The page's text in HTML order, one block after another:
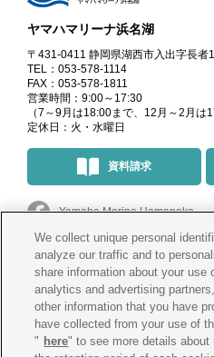
ヤマハマリーナ浜名湖
〒431-0411 静岡県湖西市入出字長者
TEL：053-578-1114
FAX：053-578-1811
営業時間：9:00～17:30
（7～9月は18:00まで、12月～2月は
定休日：火・水曜日
資料請求
Yamaha Marina Hamanako
マリーナ・イベント情報＠
釣果情報
We collect unique personal
analyze our traffic and to
share information about your use
analytics and advertising
other information that you have
have collected from your use of
" here" to see more details about